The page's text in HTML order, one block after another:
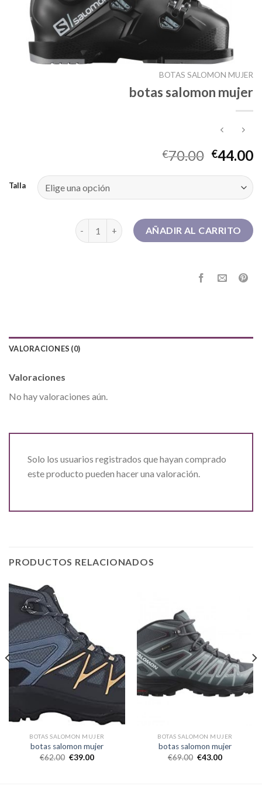
BOTAS SALOMON MUJER
botas salomon mujer
€70.00 €44.00
Talla
botas salomon mujer cantidadAÑADIR AL CARRITO
VALORACIONES (0)
Valoraciones
No hay valoraciones aún.
Solo los usuarios registrados que hayan comprado
este producto pueden hacer una valoración.
PRODUCTOS RELACIONADOS
BOTAS SALOMON MUJER
botas salomon mujer
€62.00 €39.00
BOTAS SALOMON MUJER
botas salomon mujer
€69.00 €43.00